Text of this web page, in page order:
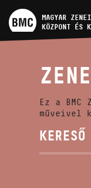
MAGYAR
KÖZPONT ÉS
Ez a BMC
műveivel
KERESŐ